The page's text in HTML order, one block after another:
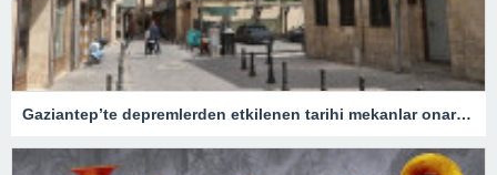
Gaziantep’te depremlerden etkilenen tarihi mekanlar onarıldı